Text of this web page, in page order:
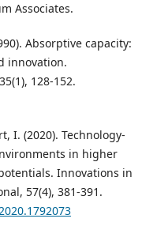
Associates.
Absorptive capacity:
innovation.
128-152.
I. (2020). Technology-
in higher
Innovations in
57(4), 381-391.